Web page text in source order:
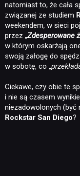
natomiast to, że cała
związanej ze studiem
weekendem, w sieci
przez „Zdesperowane
w którym oskarżają
swoją załogę do
w sobotę, co „
Ciekawe, czy obie te
i nie są czasem
niezadowolonych (być
Rockstar San Diego?